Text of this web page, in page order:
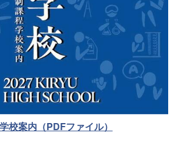
校案内（PDFファイル）